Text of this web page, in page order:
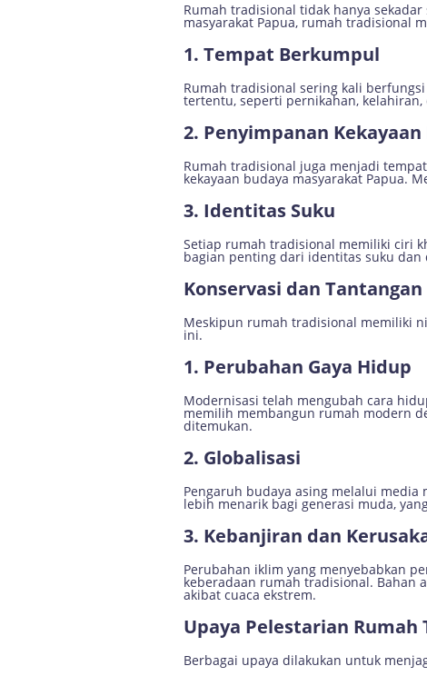
Rumah tradisional tidak hanya
masyarakat Papua, rumah tradisional
1. Tempat Berkumpul
Rumah tradisional sering kali
tertentu, seperti pernikahan, kelahiran,
2. Penyimpanan Kekayaan
Rumah tradisional juga menjadi
kekayaan budaya masyarakat Papua.
3. Identitas Suku
Setiap rumah tradisional memiliki ciri
bagian penting dari identitas suku dan
Konservasi dan Tantangan
Meskipun rumah tradisional memiliki
ini.
1. Perubahan Gaya Hidup
Modernisasi telah mengubah cara
memilih membangun rumah modern
ditemukan.
2. Globalisasi
Pengaruh budaya asing melalui
lebih menarik bagi generasi muda,
3. Kebanjiran dan
Perubahan iklim yang menyebabkan
keberadaan rumah tradisional. Bahan
akibat cuaca ekstrem.
Upaya Pelestarian Rumah
Berbagai upaya dilakukan untuk